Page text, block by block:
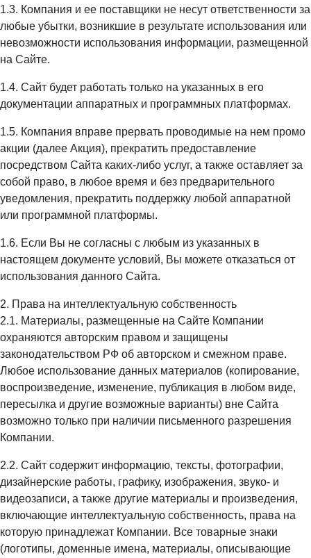
1.3. Компания и ее поставщики не несут ответственности за
любые убытки, возникшие в результате использования или
невозможности использования информации, размещенной
на Сайте.
1.4. Сайт будет работать только на указанных в его
документации аппаратных и программных платформах.
1.5. Компания вправе прервать проводимые на нем промо
акции (далее Акция), прекратить предоставление
посредством Сайта каких-либо услуг, а также оставляет за
собой право, в любое время и без предварительного
уведомления, прекратить поддержку любой аппаратной
или программной платформы.
1.6. Если Вы не согласны с любым из указанных в
настоящем документе условий, Вы можете отказаться от
использования данного Сайта.
2. Права на интеллектуальную собственность
2.1. Материалы, размещенные на Сайте Компании
охраняются авторским правом и защищены
законодательством РФ об авторском и смежном праве.
Любое использование данных материалов (копирование,
воспроизведение, изменение, публикация в любом виде,
пересылка и другие возможные варианты) вне Сайта
возможно только при наличии письменного разрешения
Компании.
2.2. Сайт содержит информацию, тексты, фотографии,
дизайнерские работы, графику, изображения, звуко- и
видеозаписи, а также другие материалы и произведения,
включающие интеллектуальную собственность, права на
которую принадлежат Компании. Все товарные знаки
(логотипы, доменные имена, материалы, описывающие